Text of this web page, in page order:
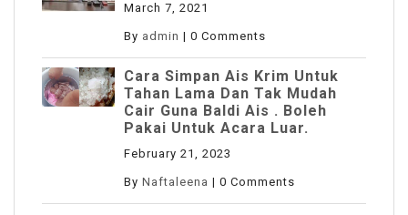
March 7, 2021
By admin | 0 Comments
Cara Simpan Ais Krim Untuk
Tahan Lama Dan Tak Mudah
Cair Guna Baldi Ais . Boleh
Pakai Untuk Acara Luar.
February 21, 2023
By Naftaleena | 0 Comments